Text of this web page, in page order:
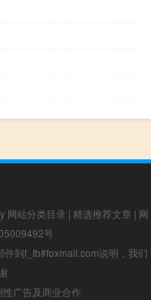
网站分类目录 | 精选推荐文章 | 网
号
到f_fb#foxmail.com说明，我们
广告及商业合作